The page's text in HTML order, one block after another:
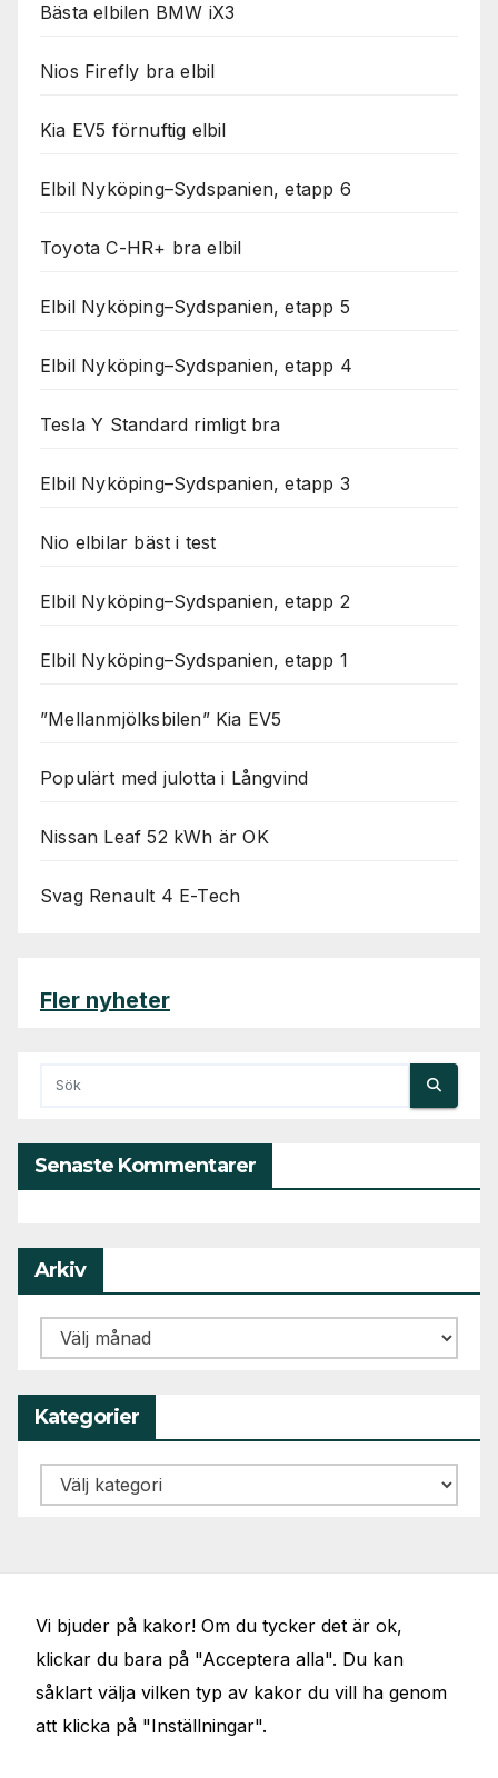
Bästa elbilen BMW iX3
Nios Firefly bra elbil
Kia EV5 förnuftig elbil
Elbil Nyköping–Sydspanien, etapp 6
Toyota C-HR+ bra elbil
Elbil Nyköping–Sydspanien, etapp 5
Elbil Nyköping–Sydspanien, etapp 4
Tesla Y Standard rimligt bra
Elbil Nyköping–Sydspanien, etapp 3
Nio elbilar bäst i test
Elbil Nyköping–Sydspanien, etapp 2
Elbil Nyköping–Sydspanien, etapp 1
”Mellanmjölksbilen” Kia EV5
Populärt med julotta i Långvind
Nissan Leaf 52 kWh är OK
Svag Renault 4 E-Tech
Fler nyheter
Senaste Kommentarer
Arkiv
Arkiv
Kategorier
Kategorier
JÖRGENS VAL
Vi bjuder på kakor! Om du tycker det är ok,
klickar du bara på "Acceptera alla". Du kan
såklart välja vilken typ av kakor du vill ha genom
att klicka på "Inställningar".